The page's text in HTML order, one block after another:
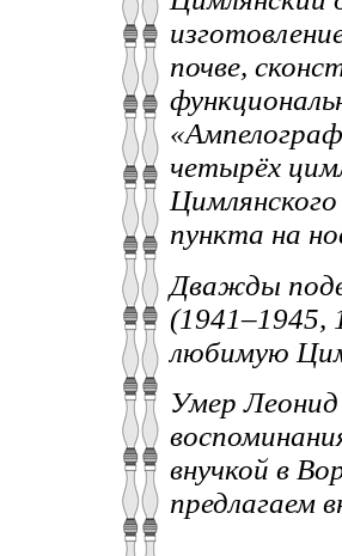
почве,
четырёх
пункта на
Дважды
(1941–1945,
любимую
Умер Леонид
внучкой в
предлагаем